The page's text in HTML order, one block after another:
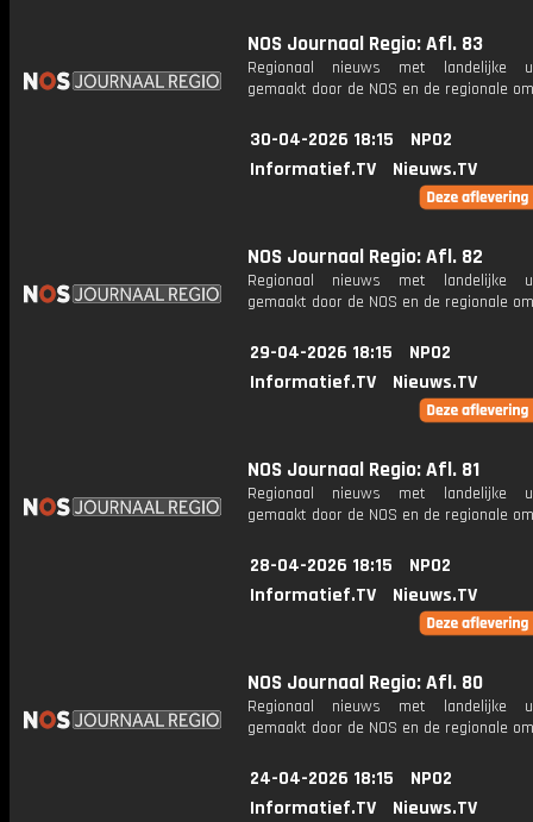
NOS Journaal Regio: Afl. 83
Regionaal nieuws met landelijke
gemaakt door de NOS en de regionale
30-04-2026 18:15
NPO2
Informatief.TV
Nieuws.TV
NOS Journaal Regio: Afl. 82
Regionaal nieuws met landelijke
gemaakt door de NOS en de regionale
29-04-2026 18:15
NPO2
Informatief.TV
Nieuws.TV
NOS Journaal Regio: Afl. 81
Regionaal nieuws met landelijke
gemaakt door de NOS en de regionale
28-04-2026 18:15
NPO2
Informatief.TV
Nieuws.TV
NOS Journaal Regio: Afl. 80
Regionaal nieuws met landelijke
gemaakt door de NOS en de regionale
24-04-2026 18:15
NPO2
Informatief.TV
Nieuws.TV